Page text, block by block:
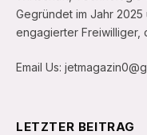
Gegründet im Jahr
engagierter Freiwilliger,
Email Us:
LETZTER BEITRAG